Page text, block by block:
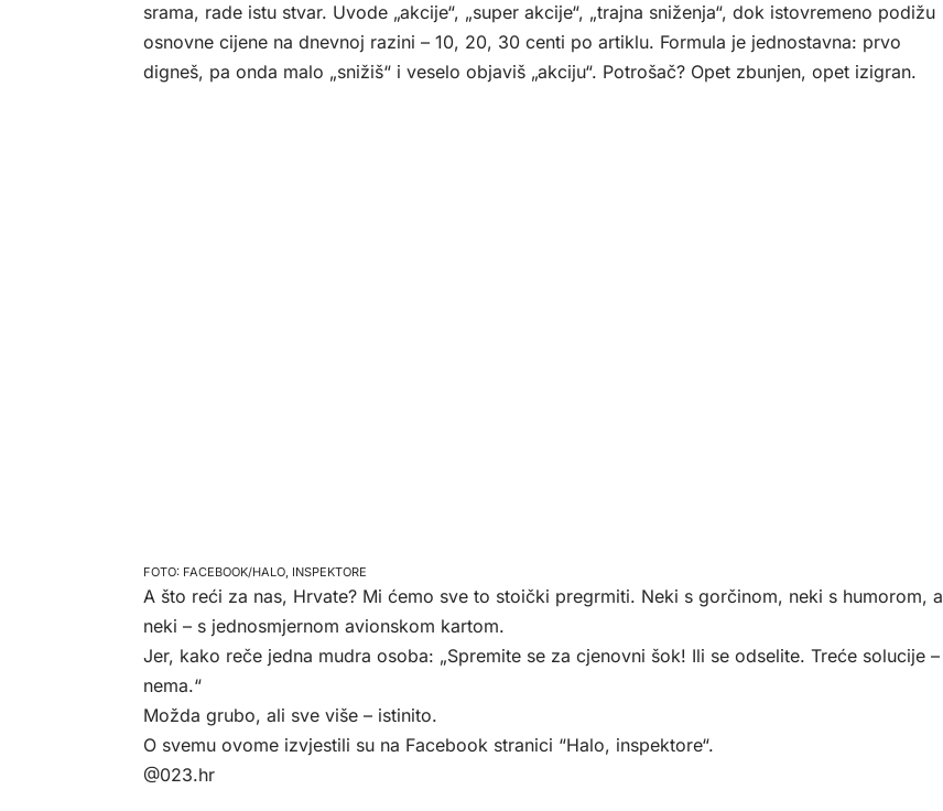
srama, rade istu stvar. Uvode „akcije“, „super akcije“, „trajna sniženja“, dok istovremeno podižu
osnovne cijene na dnevnoj razini – 10, 20, 30 centi po artiklu. Formula je jednostavna: prvo
digneš, pa onda malo „snižiš“ i veselo objaviš „akciju“. Potrošač? Opet zbunjen, opet izigran.
FACEBOOK/HALO, INSPEKTORE
A što reći za nas, Hrvate? Mi ćemo sve to stoički pregrmiti. Neki s gorčinom, neki s humorom, a
neki – s jednosmjernom avionskom kartom.
Jer, kako reče jedna mudra osoba: „Spremite se za cjenovni šok! Ili se odselite. Treće solucije –
nema.“
Možda grubo, ali sve više – istinito.
O svemu ovome izvjestili su na Facebook stranici “Halo, inspektore“.
@023.hr